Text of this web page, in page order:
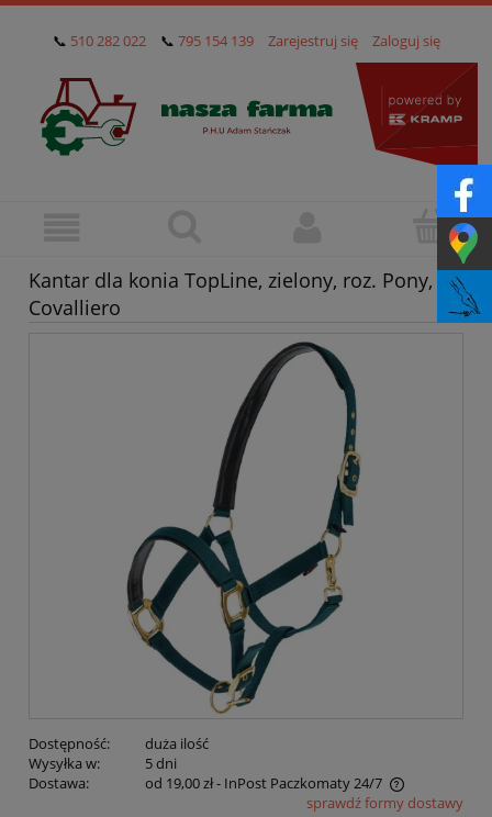
📞 510 282 022 📞 795 154 139 Zarejestruj się Zaloguj się
Kantar dla konia TopLine, zielony, roz. Pony,
Covalliero
Dostępność:
duża ilość
Wysyłka w:
5 dni
Dostawa:
od 19,00 zł- InPost Paczkomaty 24/7
Cena nie zawiera ewentualnych kosztów płatnościsprawdź formy dostawy